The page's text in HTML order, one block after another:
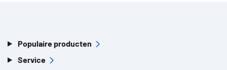
Populaire producten
Service